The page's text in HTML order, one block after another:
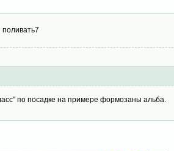
поливать7
по посадке на примере формозаны альба.